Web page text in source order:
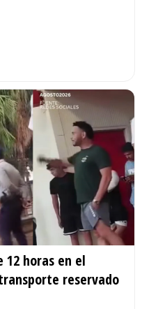
12 horas en el
reservado